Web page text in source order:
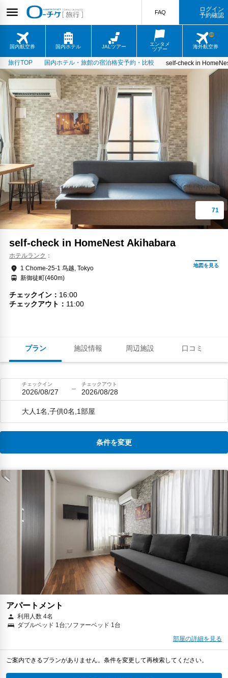
国内航空券 国内ホテル JALツアー
エンタメ
ツアー
海外航空券
FAQ
ログイン
予約確認
旅行TOP 国内ホテル・旅館の宿泊格安予約・比較 self-check in
プラン 施設情報 周辺施設 口コミ
self-check in HomeNest Akihabara
ホテルランク
1 Chome-25-1 鸟越, Tokyo
新御徒町(460m)
チェックイン
16:00
チェックアウト
11:00
チェックイン
2026/08/27
チェックアウト
2026/08/28
大人1名,子供0名,1部屋
条件を変更
アパートメント
利用人数 4名
ダブルベッド 1台;ソファーベッド 1台
部屋の詳細を見る
ご案内できるプランがありません。条件を変更して再検索してください。